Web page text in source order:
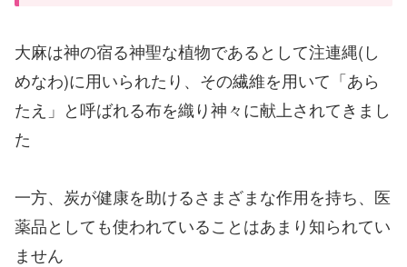
大麻は神の宿る神聖な植物であるとして注連縄(し
めなわ)に用いられたり、その繊維を用いて「あら
たえ」と呼ばれる布を織り神々に献上されてきまし
た
一方、炭が健康を助けるさまざまな作用を持ち、医
薬品としても使われていることはあまり知られてい
ません